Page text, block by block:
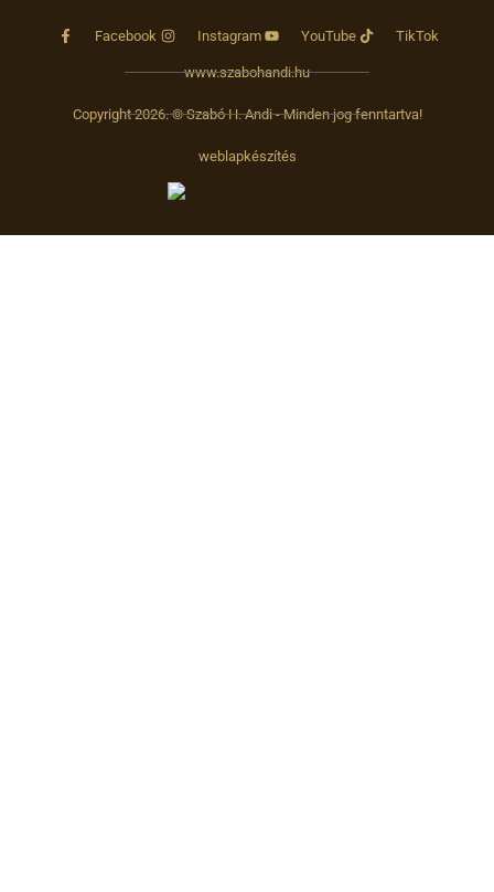
Facebook Instagram YouTube TikTok
www.szabohandi.hu
Copyright 2026. © Szabó H. Andi - Minden jog fenntartva!
weblapkészítés